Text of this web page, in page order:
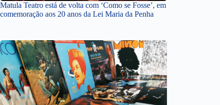
Matula Teatro está de volta com ‘Como se Fosse’, em
comemoração aos 20 anos da Lei Maria da Penha